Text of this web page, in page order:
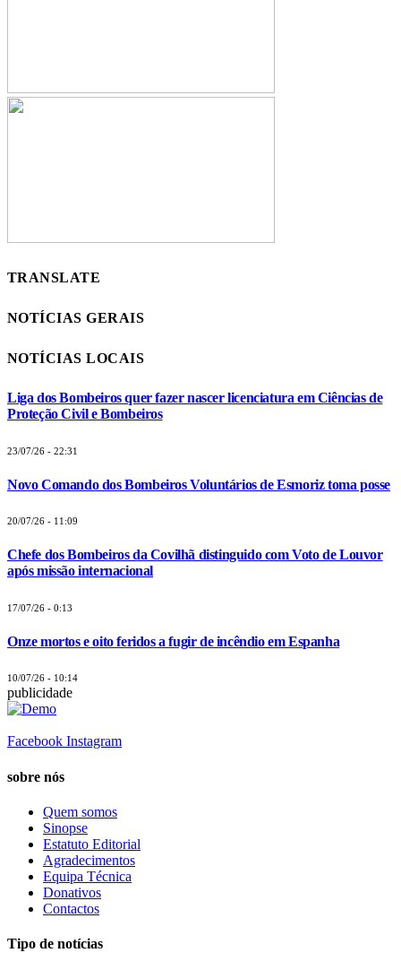
TRANSLATE
NOTÍCIAS GERAIS
NOTÍCIAS LOCAIS
Liga dos Bombeiros quer fazer nascer licenciatura em Ciências de
Proteção Civil e Bombeiros
23/07/26 - 22:31
Novo Comando dos Bombeiros Voluntários de Esmoriz toma posse
20/07/26 - 11:09
Chefe dos Bombeiros da Covilhã distinguido com Voto de Louvor
após missão internacional
17/07/26 - 0:13
Onze mortos e oito feridos a fugir de incêndio em Espanha
10/07/26 - 10:14
publicidade
Facebook Instagram
sobre nós
Quem somos
Sinopse
Estatuto Editorial
Agradecimentos
Equipa Técnica
Donativos
Contactos
Tipo de notícias